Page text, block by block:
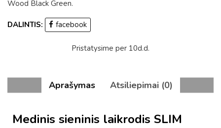
Wood Black Green.
DALINTIS: facebook
Pristatysime per 10d.d.
Aprašymas Atsiliepimai (0)
Medinis sieninis laikrodis SLIM